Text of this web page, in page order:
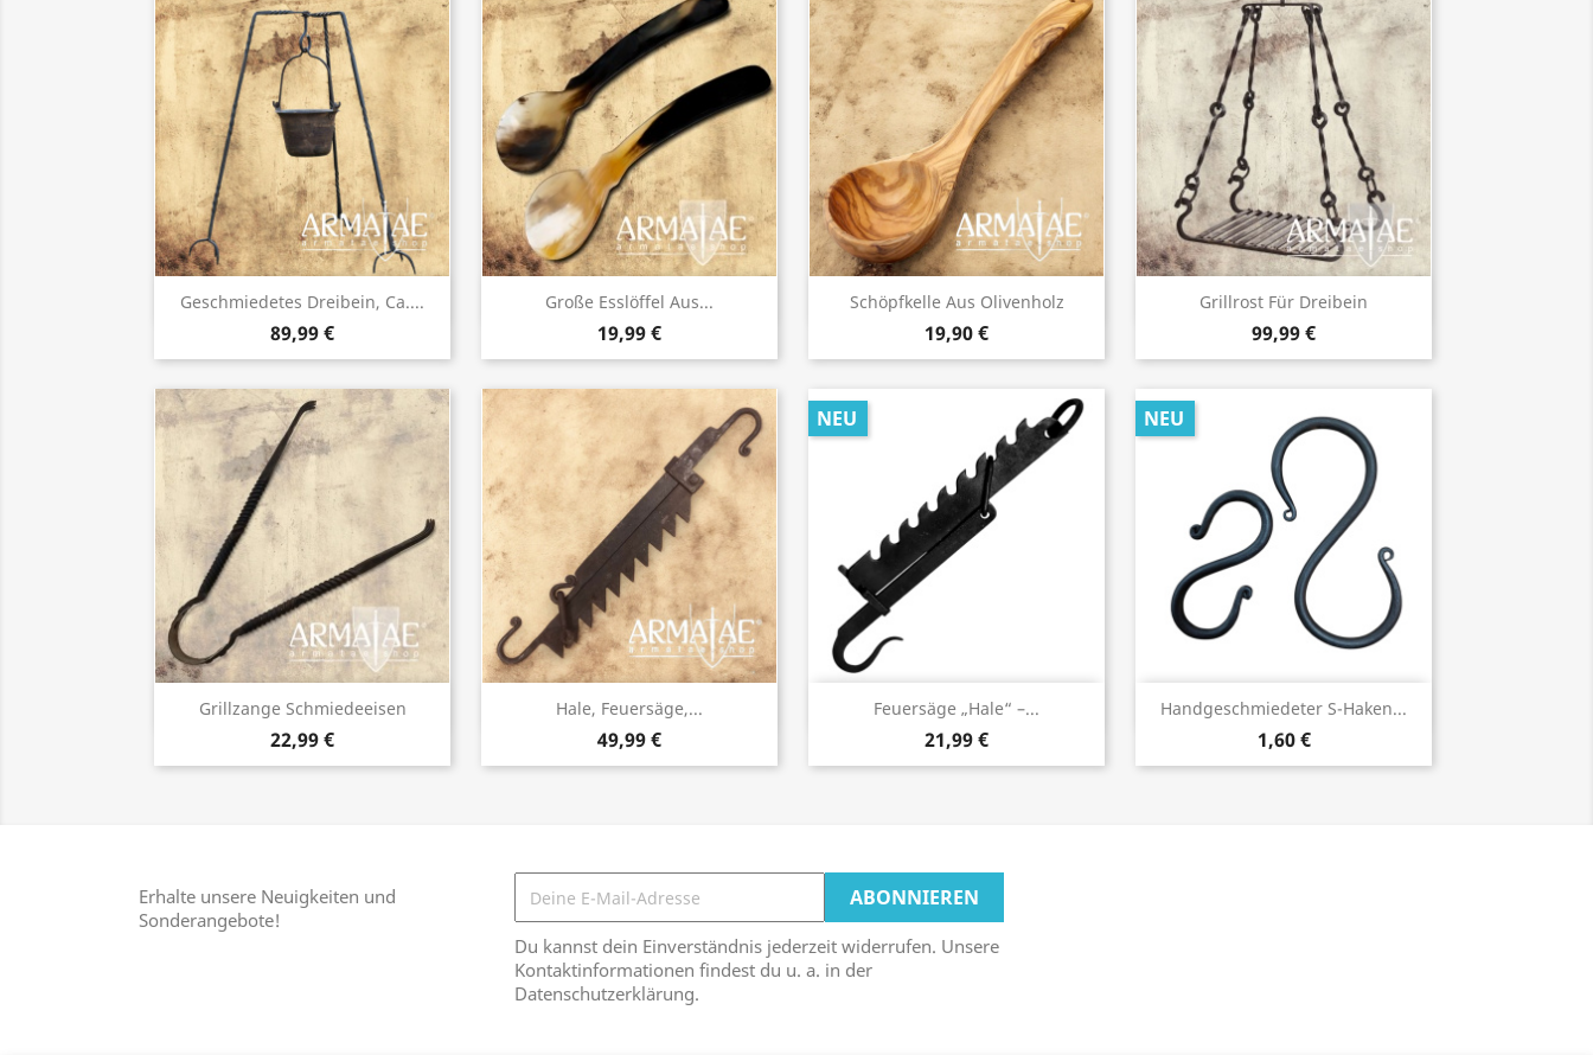
Geschmiedetes Dreibein, Ca....
89,99 €
Vorschau Große Esslöffel Aus...
19,99 €
 Vorschau Schöpfkelle Aus Olivenholz
19,90 €
Vorschau Grillrost Für Dreibein
99,99 €
Vorschau
Grillzange Schmiedeeisen
22,99 €
Vorschau Hale, Feuersäge,...
49,99 €
 Vorschau Feuersäge „Hale“ –...
21,99 €
NEU
Vorschau Handgeschmiedeter S-Haken...
1,60 €
NEU
Vorschau
Erhalte unsere Neuigkeiten und
Sonderangebote!
Du kannst dein Einverständnis jederzeit widerrufen. Unsere
Kontaktinformationen findest du u. a. in der
Datenschutzerklärung.